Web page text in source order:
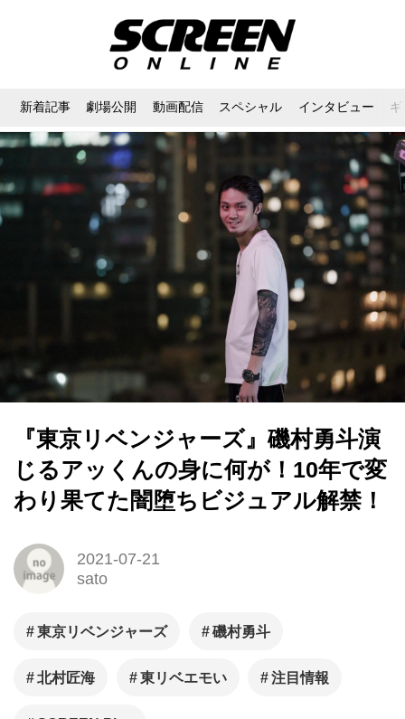
新着記事 劇場公開 動画配信 スペシャル インタビュー
『東京リベンジャーズ』磯村勇斗演
じるアッくんの身に何が！10年で変
わり果てた闇堕ちビジュアル解禁！
2021-07-21
sato
東京リベンジャーズ 磯村勇斗
北村匠海 東リベエモい 注目情報